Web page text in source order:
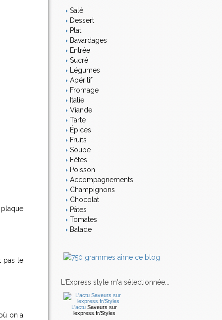
pas le
on a
Salé
Dessert
Plat
Bavardages
Entrée
Sucré
Légumes
Apéritif
Fromage
Italie
Viande
Tarte
Épices
Fruits
Soupe
Fêtes
Poisson
Accompagnements
Champignons
Chocolat
Pâtes
Tomates
Balade
L'Express style m'a sélectionnée...
L'actu Saveurs sur
lexpress.fr/Styles